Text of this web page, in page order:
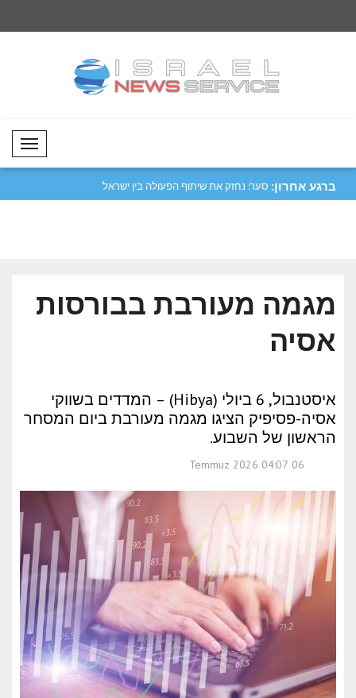
Mobil Menü
ברגע אחרון: בודריס: אנו ממשיכים לתמוך בריבונותה של
מגמה מעורבת בבורסות
אסיה
איסטנבול, 6 ביולי (Hibya) – המדדים בשווקי
אסיה-פסיפיק הציגו מגמה מעורבת ביום המסחר
הראשון של השבוע.
06 Temmuz 2026 04:07